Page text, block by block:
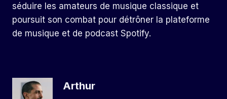
séduire les amateurs de musique classique et
poursuit son combat pour détrôner la plateforme
de musique et de podcast Spotify.
Arthur